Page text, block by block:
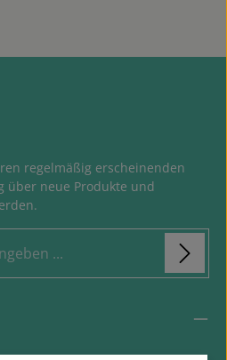
regelmäßig erscheinenden
über neue Produkte und
Felder sind